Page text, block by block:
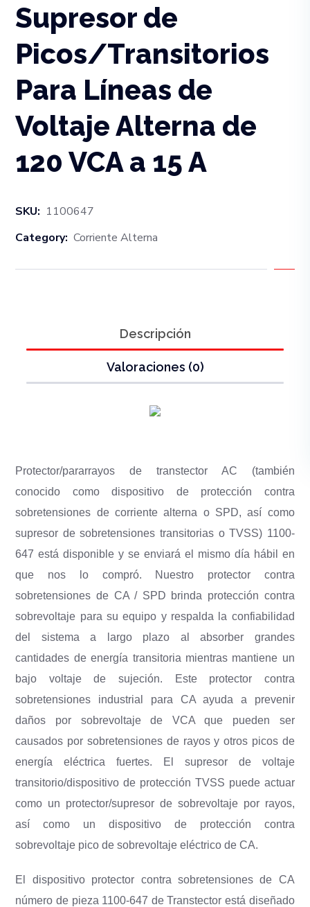
Supresor de
Picos/Transitorios
Para Líneas de
Voltaje Alterna de
120 VCA a 15 A
SKU: 1100647
Category: Corriente Alterna
Descripción
Valoraciones (0)
Protector/pararrayos de transtector AC (también
conocido como dispositivo de protección contra
sobretensiones de corriente alterna o SPD, así como
supresor de sobretensiones transitorias o TVSS) 1100-
647 está disponible y se enviará el mismo día hábil en
que nos lo compró. Nuestro protector contra
sobretensiones de CA / SPD brinda protección contra
sobrevoltaje para su equipo y respalda la confiabilidad
del sistema a largo plazo al absorber grandes
cantidades de energía transitoria mientras mantiene un
bajo voltaje de sujeción. Este protector contra
sobretensiones industrial para CA ayuda a prevenir
daños por sobrevoltaje de VCA que pueden ser
causados ​​por sobretensiones de rayos y otros picos de
energía eléctrica fuertes. El supresor de voltaje
transitorio/dispositivo de protección TVSS puede actuar
como un protector/supresor de sobrevoltaje por rayos,
así como un dispositivo de protección contra
sobrevoltaje pico de sobrevoltaje eléctrico de CA.
El dispositivo protector contra sobretensiones de CA
número de pieza 1100-647 de Transtector está diseñado